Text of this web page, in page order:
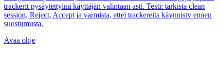
trackerit pysäytettyinä käyttäjän valintaan asti. Testi: tarkista clean
session, Reject, Accept ja varmista, ettei trackereita käynnisty ennen
suostumusta.
Avaa ohje